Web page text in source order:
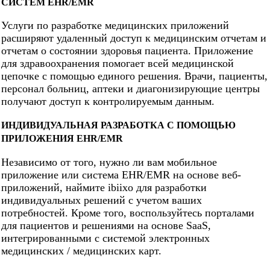
СИСТЕМ EHR/EMR
Услуги по разработке медицинских приложений
расширяют удаленный доступ к медицинским отчетам и
отчетам о состоянии здоровья пациента. Приложение
для здравоохранения помогает всей медицинской
цепочке с помощью единого решения. Врачи, пациенты,
персонал больниц, аптеки и диагонизирующие центры
получают доступ к контролируемым данным.
ИНДИВИДУАЛЬНАЯ РАЗРАБОТКА С ПОМОЩЬЮ
ПРИЛОЖЕНИЯ EHR/EMR
Независимо от того, нужно ли вам мобильное
приложение или система EHR/EMR на основе веб-
приложений, наймите ibiixo для разработки
индивидуальных решений с учетом ваших
потребностей. Кроме того, воспользуйтесь порталами
для пациентов и решениями на основе SaaS,
интегрированными с системой электронных
медицинских / медицинских карт.